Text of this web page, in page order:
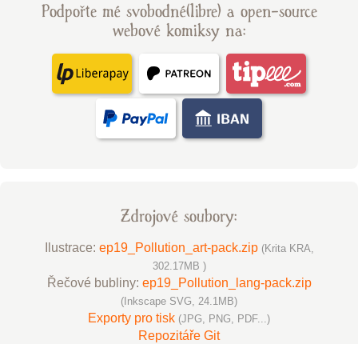
Podpořte mé svobodné(libre) a open-source
webové komiksy na:
Zdrojové soubory:
Ilustrace: ep19_Pollution_art-pack.zip (Krita KRA,
302.17MB )
Řečové bubliny: ep19_Pollution_lang-pack.zip
(Inkscape SVG, 24.1MB)
Exporty pro tisk (JPG, PNG, PDF...)
Repozitáře Git